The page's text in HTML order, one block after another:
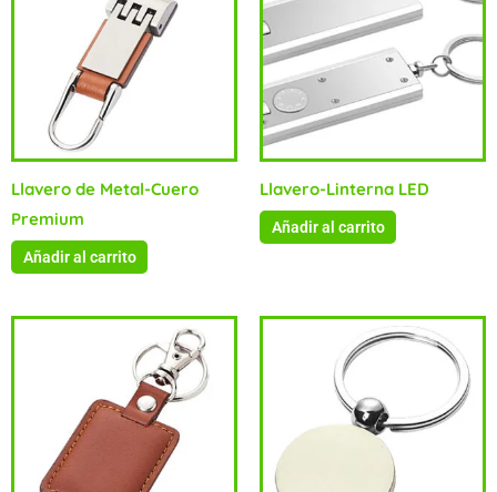
Llavero de Metal-Cuero
Premium
Añadir al carrito
Llavero-Linterna LED
Añadir al carrito